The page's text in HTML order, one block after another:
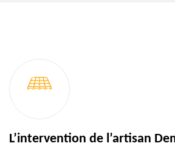
L’intervention de l’artisan